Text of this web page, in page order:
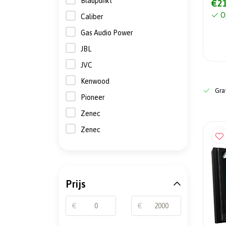
Caliber
Gas Audio Power
JBL
JVC
Kenwood
Pioneer
Zenec
Zenec
Prijs
€ €